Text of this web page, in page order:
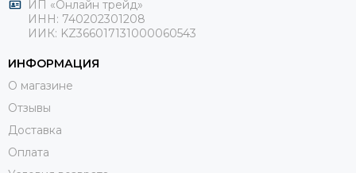
ИП «Онлайн трейд»
ИНН: 740202301208
ИИК: KZ366017131000060543
ИНФОРМАЦИЯ
О магазине
Отзывы
Доставка
Оплата